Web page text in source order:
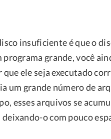
insuficiente é que o
grande, você
ele seja executado
um grande número de
esses arquivos se
o com pouco